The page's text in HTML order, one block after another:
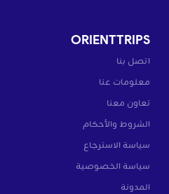
ORIENTTRIPS
اتصل بنا
معلومات عنا
تعاون معنا
الشروط والأحكام
سياسة الاسترجاع
سياسة الخصوصية
المدونة